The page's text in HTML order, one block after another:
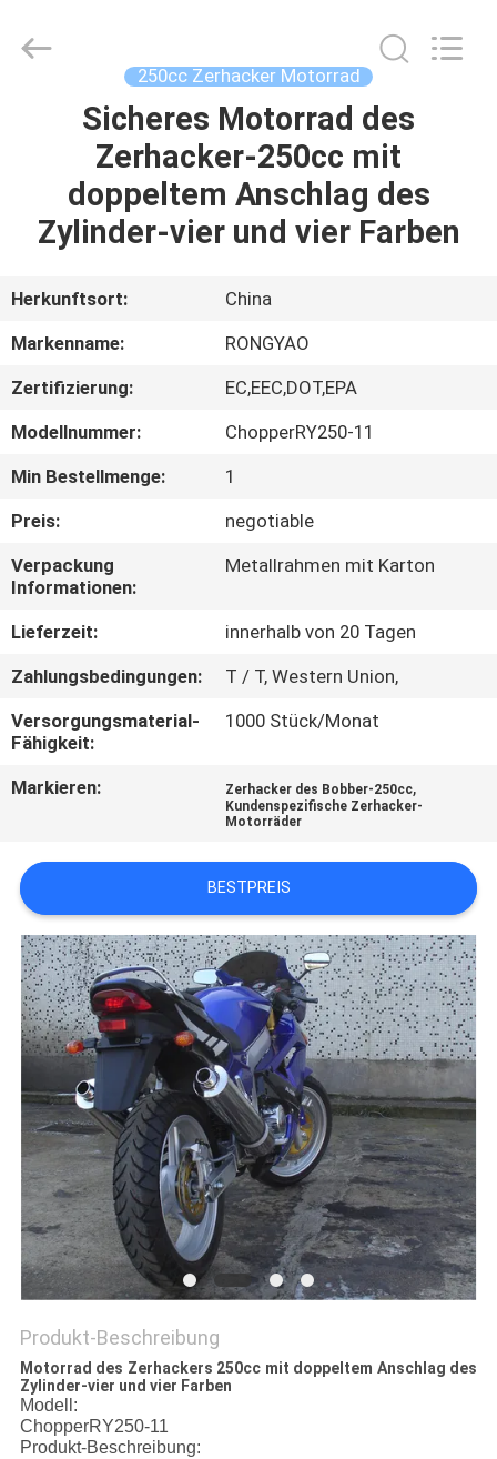
PRODUKTE
ÜBER
UNS
AUSFLUG
QUALITÄTSKONTROLLE
TRETEN
SIE
MIT
UNS
VERBINDUNG
EIN
ZITAT
SITEMAP
DATENSCHUTZRICHTLINIE
Co.,Ltd.
250cc Zerhacker Motorrad
Sicheres Motorrad des
Zerhacker-250cc mit
doppeltem Anschlag des
Zylinder-vier und vier Farben
Herkunftsort:
China
Markenname:
RONGYAO
Zertifizierung:
EC,EEC,DOT,EPA
Modellnummer:
ChopperRY250-11
Min Bestellmenge:
1
Preis:
negotiable
Verpackung
Informationen:
Metallrahmen mit Karton
Lieferzeit:
innerhalb von 20 Tagen
Zahlungsbedingungen:
T / T, Western Union,
Versorgungsmaterial-
Fähigkeit:
1000 Stück/Monat
Markieren: Zerhacker des Bobber-250cc,
Kundenspezifische Zerhacker-
Motorräder
BESTPREIS
Produkt-Beschreibung
Motorrad des Zerhackers 250cc mit doppeltem Anschlag des
Zylinder-vier und vier Farben
Modell:
ChopperRY250-11
Produkt-Beschreibung: